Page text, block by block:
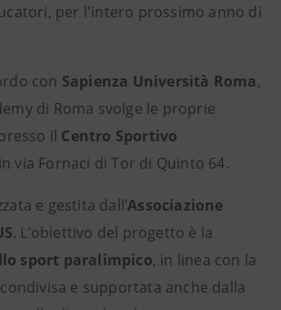
per l'intero prossimo anno di
con Sapienza Università Roma,
di Roma svolge le proprie
il Centro Sportivo
in via Fornaci di Tor di Quinto 64.
e gestita dall’Associazione
. L’obiettivo del progetto è la
sport paralimpico, in linea con la
e supportata anche dalla